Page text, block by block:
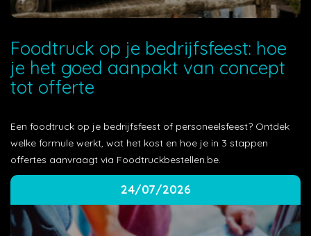
Foodtruck op je bedrijfsfeest: hoe
je het goed aanpakt van concept
tot offerte
Een foodtruck op je bedrijfsfeest of personeelsfeest? Ontdek
welke formule werkt, wat het kost en hoe je in 3 stappen
offertes aanvraagt via Foodtruckbestellen.be.
24/07/2026